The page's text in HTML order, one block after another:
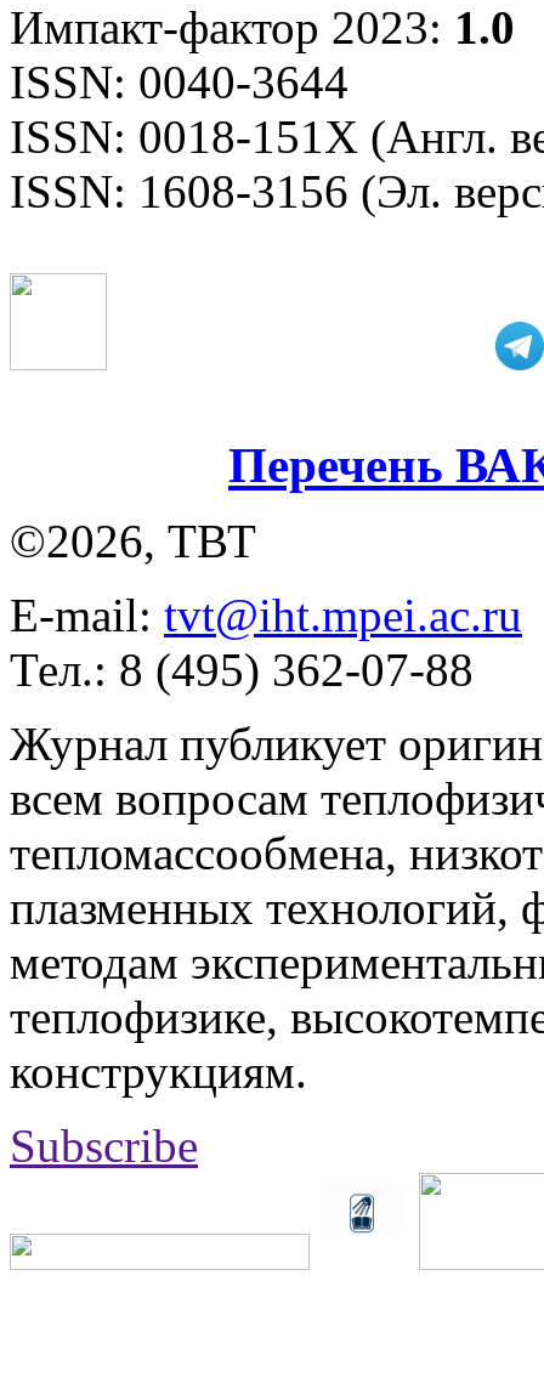
Импакт-фактор 2023: 1.0
ISSN: 0040-3644
ISSN: 0018-151X (Англ.
ISSN: 1608-3156 (Эл.
Перечень
©2026, ТВТ
E-mail: tvt@iht.mpei.ac.ru
Тел.: 8 (495) 362-07-88
Журнал публикует
всем вопросам
тепломассообмена,
плазменных технологий,
методам
теплофизике,
конструкциям.
Subscribe